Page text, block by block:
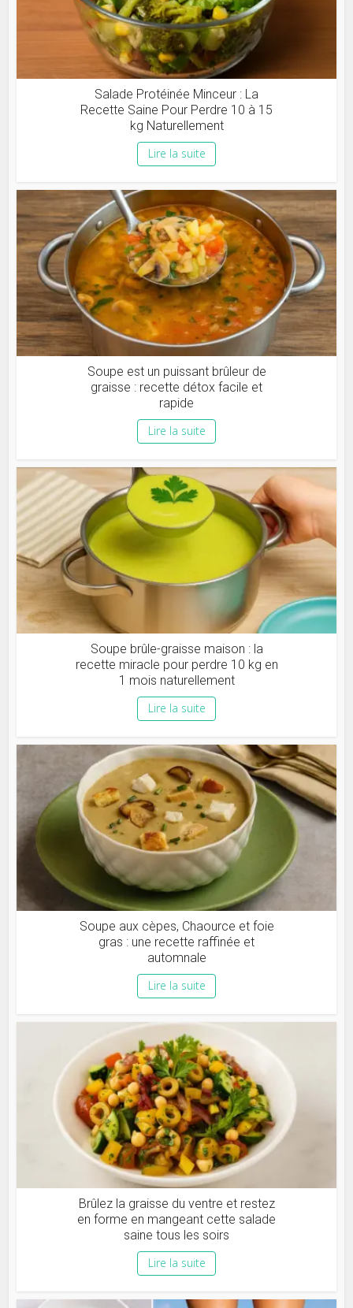
Salade Protéinée Minceur : La
Recette Saine Pour Perdre 10 à 15
kg Naturellement
Lire la suite
Soupe est un puissant brûleur de
graisse : recette détox facile et
rapide
Lire la suite
Soupe brûle-graisse maison : la
recette miracle pour perdre 10 kg en
1 mois naturellement
Lire la suite
Soupe aux cèpes, Chaource et foie
gras : une recette raffinée et
automnale
Lire la suite
Brûlez la graisse du ventre et restez
en forme en mangeant cette salade
saine tous les soirs
Lire la suite